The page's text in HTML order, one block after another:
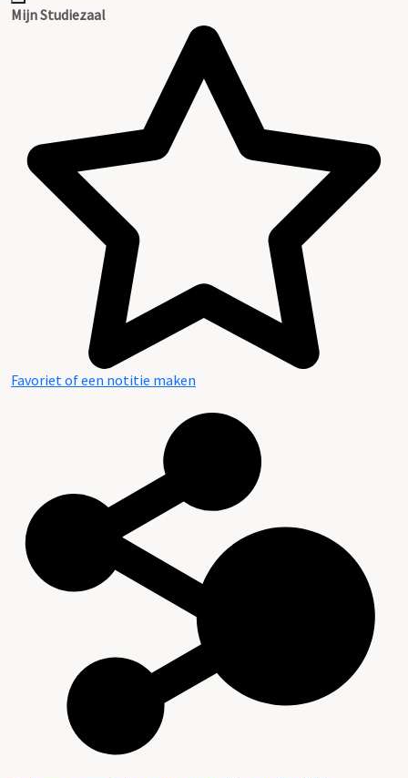
Mijn Studiezaal
Favoriet of een notitie maken